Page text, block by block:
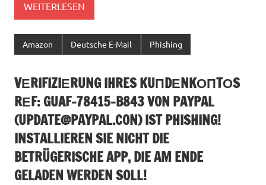
WEITERLESEN
Amazon Deutsche E-Mail Phishing
VЕRIFIZIЕRUNG IHRES KUПDЕNKОПTОS
RЕF: GUAF-78415-B843 VON PAYPAL
(UPDATE@PAYPAL.CON) IST PHISHING!
INSTALLIEREN SIE NICHT DIE
BETRÜGERISCHE APP, DIE AM ENDE
GELADEN WERDEN SOLL!